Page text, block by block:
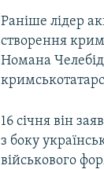
Раніше лідер
створення
Номана
16 січня він
з боку
військового